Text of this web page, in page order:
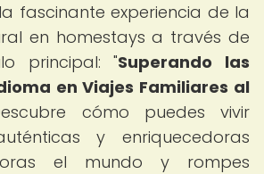
fascinante experiencia de la
en homestays a través de
principal: "Superando las
en Viajes Familiares al
cómo puedes vivir
y enriquecedoras
el mundo y rompes